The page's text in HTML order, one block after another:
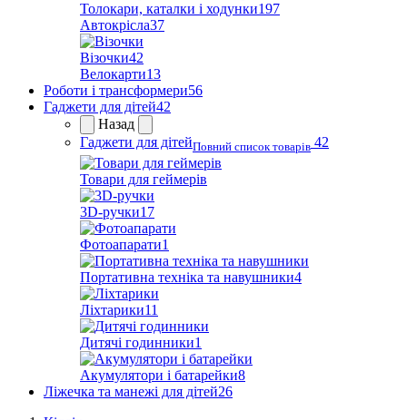
Толокари, каталки і ходунки197
Автокрісла37
Візочки42
Велокарти13
Роботи і трансформери56
Гаджети для дітей42
Назад
Гаджети для дітейПовний список товарів 42
Товари для геймерів
3D-ручки17
Фотоапарати1
Портативна техніка та навушники4
Ліхтарики11
Дитячі годинники1
Акумулятори і батарейки8
Ліжечка та манежі для дітей26